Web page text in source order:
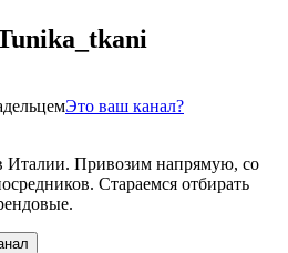
Это ваш канал?
Италии. Привозим напрямую, со
Стараемся отбирать